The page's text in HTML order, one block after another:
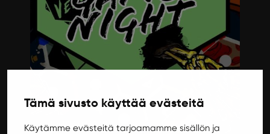
Tämä sivusto käyttää evästeitä
Käytämme evästeitä tarjoamamme sisällön ja
Torstai 9.2.2023 17:00